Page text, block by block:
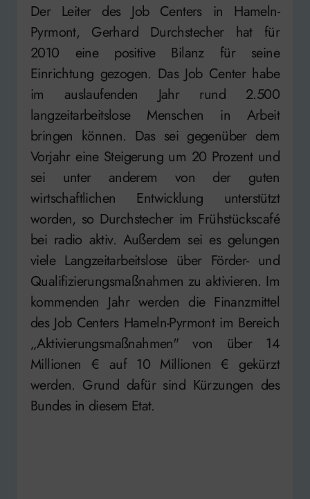
Der Leiter des Job Centers in Hameln-
Pyrmont, Gerhard Durchstecher hat für
2010 eine positive Bilanz für seine
Einrichtung gezogen. Das Job Center habe
im auslaufenden Jahr rund 2.500
langzeitarbeitslose Menschen in Arbeit
bringen können. Das sei gegenüber dem
Vorjahr eine Steigerung um 20 Prozent und
sei unter anderem von der guten
wirtschaftlichen Entwicklung unterstützt
worden, so Durchstecher im Frühstückscafé
bei radio aktiv. Außerdem sei es gelungen
viele Langzeitarbeitslose über Förder- und
Qualifizierungsmaßnahmen zu aktivieren. Im
kommenden Jahr werden die Finanzmittel
des Job Centers Hameln-Pyrmont im Bereich
„Aktivierungsmaßnahmen" von über 14
Millionen € auf 10 Millionen € gekürzt
werden. Grund dafür sind Kürzungen des
Bundes in diesem Etat.